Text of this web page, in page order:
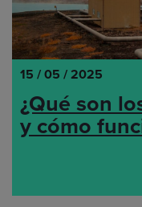
15 / 05 / 2025
¿Qué son
y cómo